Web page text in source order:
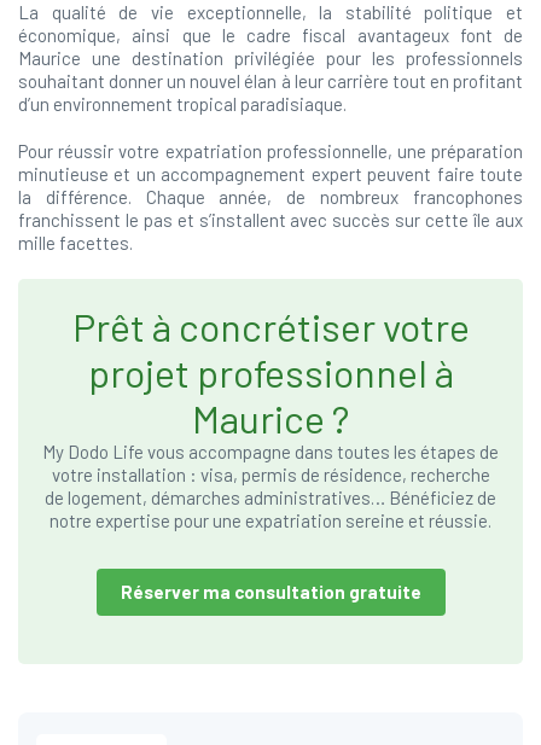
La qualité de vie exceptionnelle, la stabilité politique et
économique, ainsi que le cadre fiscal avantageux font de
Maurice une destination privilégiée pour les professionnels
souhaitant donner un nouvel élan à leur carrière tout en profitant
d’un environnement tropical paradisiaque.
Pour réussir votre expatriation professionnelle, une préparation
minutieuse et un accompagnement expert peuvent faire toute
la différence. Chaque année, de nombreux francophones
franchissent le pas et s’installent avec succès sur cette île aux
mille facettes.
Prêt à concrétiser votre
projet professionnel à
Maurice ?
My Dodo Life vous accompagne dans toutes les étapes de
votre installation : visa, permis de résidence, recherche
de logement, démarches administratives… Bénéficiez de
notre expertise pour une expatriation sereine et réussie.
Réserver ma consultation gratuite